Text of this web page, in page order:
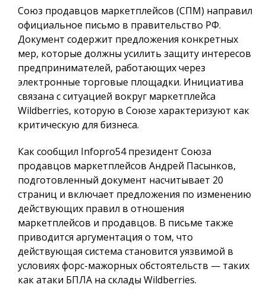
Союз продавцов маркетплейсов (СПМ) направил
официальное письмо в правительство РФ.
Документ содержит предложения конкретных
мер, которые должны усилить защиту интересов
предпринимателей, работающих через
электронные торговые площадки. Инициатива
связана с ситуацией вокруг маркетплейса
Wildberries, которую в Союзе характеризуют как
критическую для бизнеса.
Как сообщил Infopro54президент Союза
продавцов маркетплейсов Андрей Пасынков,
подготовленный документ насчитывает 20
страниц и включает предложения по изменению
действующих правил в отношения
маркетплейсов и продавцов. В письме также
приводится аргументация о том, что
действующая система становится уязвимой в
условиях форс-мажорных обстоятельств — таких
как атаки БПЛА на склады Wildberries.